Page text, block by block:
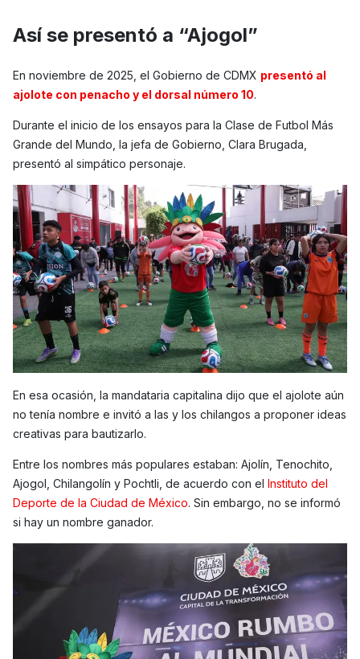
Así se presentó a “Ajogol”
En noviembre de 2025, el Gobierno de CDMX presentó al
ajolote con penacho y el dorsal número 10.
Durante el inicio de los ensayos para la Clase de Futbol Más
Grande del Mundo, la jefa de Gobierno, Clara Brugada,
presentó al simpático personaje.
En esa ocasión, la mandataria capitalina dijo que el ajolote aún
no tenía nombre e invitó a las y los chilangos a proponer ideas
creativas para bautizarlo.
Entre los nombres más populares estaban: Ajolín, Tenochito,
Ajogol, Chilangolín y Pochtli, de acuerdo con el Instituto del
Deporte de la Ciudad de México. Sin embargo, no se informó
si hay un nombre ganador.